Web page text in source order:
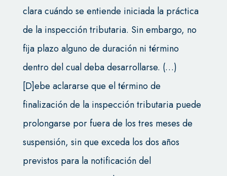
clara cuándo se entiende iniciada la práctica
de la inspección tributaria. Sin embargo, no
fija plazo alguno de duración ni término
dentro del cual deba desarrollarse. (…)
[D]ebe aclararse que el término de
finalización de la inspección tributaria puede
prolongarse por fuera de los tres meses de
suspensión, sin que exceda los dos años
previstos para la notificación del